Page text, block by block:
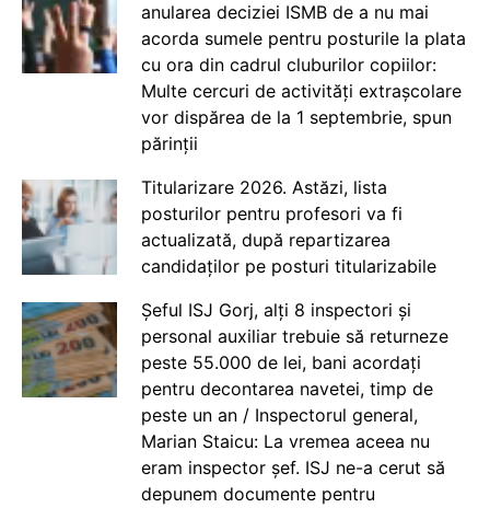
anularea deciziei ISMB de a nu mai
acorda sumele pentru posturile la plata
cu ora din cadrul cluburilor copiilor:
Multe cercuri de activități extrașcolare
vor dispărea de la 1 septembrie, spun
părinții
Titularizare 2026. Astăzi, lista
posturilor pentru profesori va fi
actualizată, după repartizarea
candidaților pe posturi titularizabile
Șeful ISJ Gorj, alți 8 inspectori și
personal auxiliar trebuie să returneze
peste 55.000 de lei, bani acordați
pentru decontarea navetei, timp de
peste un an / Inspectorul general,
Marian Staicu: La vremea aceea nu
eram inspector șef. ISJ ne-a cerut să
depunem documente pentru